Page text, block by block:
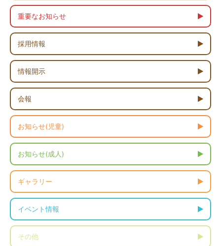
重要なお知らせ
採用情報
情報開示
会報
お知らせ(児童)
お知らせ(成人)
ギャラリー
イベント情報
その他